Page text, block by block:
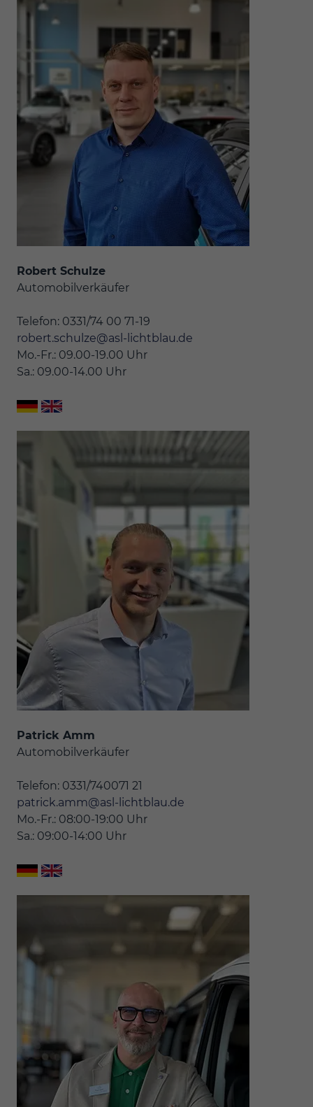
Robert Schulze
Automobilverkäufer
Telefon: 0331/74 00 71-19
robert.schulze@asl-lichtblau.de
Mo.-Fr.: 09.00-19.00 Uhr
Sa.: 09.00-14.00 Uhr
Patrick Amm
Automobilverkäufer
Telefon: 0331/740071 21
patrick.amm@asl-lichtblau.de
Mo.-Fr.: 08:00-19:00 Uhr
Sa.: 09:00-14:00 Uhr